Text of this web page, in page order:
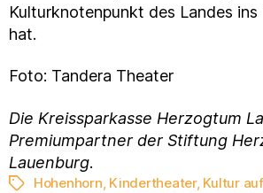
Kulturknotenpunkt des Landes ins
hat.
Foto: Tandera Theater
Die Kreissparkasse Herzogtum
Premiumpartner der Stiftung
Lauenburg.
Schlagwörter
Hohenhorn Kindertheater, Kultur